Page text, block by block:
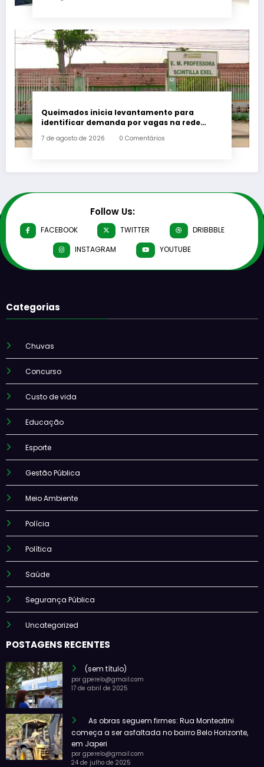
Queimados inicia levantamento para
identificar demanda por vagas na rede
7 de agosto de 2026 0 Comentários
Follow Us:
FACEBOOK TWITTER
DRIBBBLE
INSTAGRAM
YOUTUBE
Categorias
Chuvas
Concurso
Custo de vida
Educação
Esporte
Gestão Pública
Meio Ambiente
Polícia
Política
Saúde
Segurança Pública
Uncategorized
POSTAGENS RECENTES
(sem título)
por gperelo@gmail.com
17 de abril de 2025
As obras seguem firmes: Rua Monteatini
começa a ser asfaltada no bairro Belo Horizonte,
em Japeri
por gperelo@gmail.com
24 de julho de 2025